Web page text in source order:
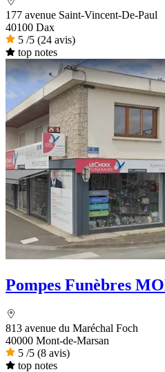
177 avenue Saint-Vincent-De-Paul
40100 Dax
5 /5 (24 avis)
top notes
Pompes Funèbres
813 avenue du Maréchal Foch
40000 Mont-de-Marsan
5 /5 (8 avis)
top notes